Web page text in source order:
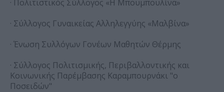
· Πολιτιστικός Σύλλογος «Η Μπουμπουλίνα»
· Σύλλογος Γυναικείας Αλληλεγγύης «Μαλβίνα»
· Ένωση Συλλόγων Γονέων Μαθητών Θέρμης
· Σύλλογος Πολιτισμικής, Περιβαλλοντικής και
Κοινωνικής Παρέμβασης Kαραμπουρνάκι "ο
Ποσειδών"